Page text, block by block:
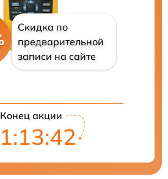
Скидка по
предварительной
записи на сайте
Конец акции